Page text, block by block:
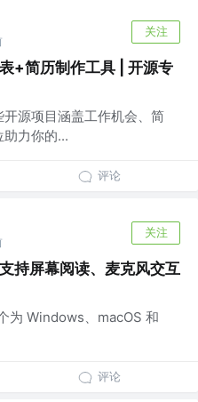
关注
+简历制作工具 | 开源专
源项目涵盖工作机会、简
力你的...
评论
关注
持屏幕阅读、麦克风交互
Windows、macOS 和
评论